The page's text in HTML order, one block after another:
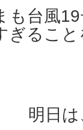
も台風
ぎるこ
明日